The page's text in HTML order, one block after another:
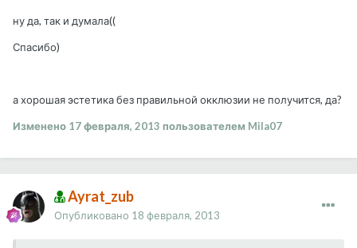
ну да, так и думала((
Спасибо)
а хорошая эстетика без правильной окклюзии не получится, да?
Изменено 17 февраля, 2013 пользователем Mila07
Ayrat_zub
Опубликовано 18 февраля, 2013